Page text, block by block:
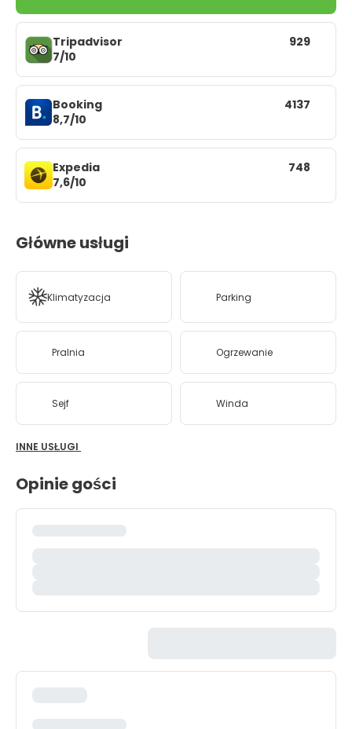
Tripadvisor
7/10
929
Booking
8,7/10
4137
Expedia
7,6/10
748
Główne usługi
Klimatyzacja Parking
Pralnia Ogrzewanie
Sejf Winda
INNE USŁUGI
Opinie gości